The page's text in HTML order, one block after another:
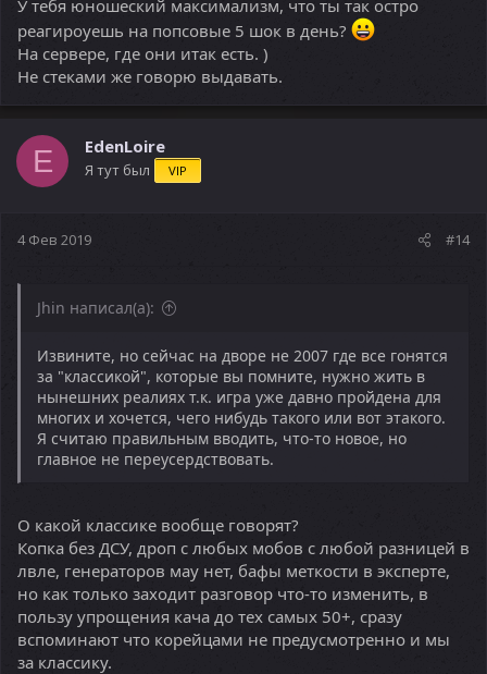
У тебя юношеский максимализм, что ты так остро
реагироуешь на попсовые 5 шок в день?
На сервере, где они итак есть. )
Не стеками же говорю выдавать.
E EdenLoire
Я тут был VIP
4 Фев 2019 #14
Jhin написал(а):
Извините, но сейчас на дворе не 2007 где все гонятся
за "классикой", которые вы помните, нужно жить в
нынешних реалиях т.к. игра уже давно пройдена для
многих и хочется, чего нибудь такого или вот этакого.
Я считаю правильным вводить, что-то новое, но
главное не переусердствовать.
О какой классике вообще говорят?
Копка без ДСУ, дроп с любых мобов с любой разницей в
лвле, генераторов мау нет, бафы меткости в эксперте,
но как только заходит разговор что-то изменить, в
пользу упрощения кача до тех самых 50+, сразу
вспоминают что корейцами не предусмотренно и мы
за классику.